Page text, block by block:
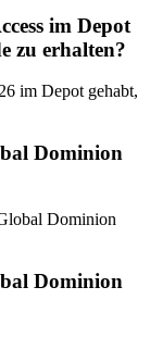
im Depot
zu erhalten?
im Depot gehabt,
Dominion
Dominion
Dominion